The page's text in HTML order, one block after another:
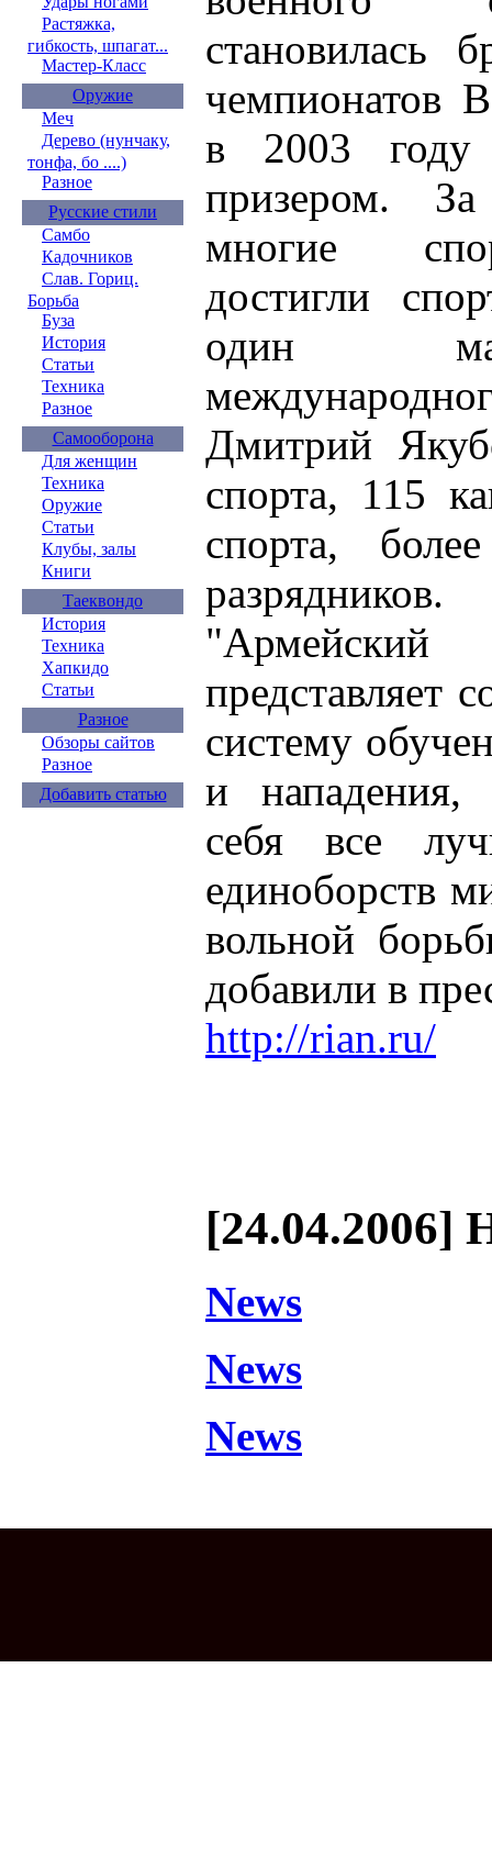
Растяжка,
гибкость, шпагат...
Мастер-Класс
Оружие
Меч
Дерево (нунчаку,
тонфа, бо ....)
Разное
Русские стили
Самбо
Кадочников
Слав. Гориц.
Борьба
Буза
История
Статьи
Техника
Разное
Самооборона
Для женщин
Техника
Оружие
Статьи
Клубы, залы
Книги
Таеквондо
История
Техника
Хапкидо
Статьи
Разное
Обзоры сайтов
Разное
Добавить статью
становилась
чемпионатов
в 2003 году
призером.
многие
достигли
один
Дмитрий
спорта, 115
спорта,
разрядников.
"Армейский
представляет
систему
и нападения,
себя все
единоборств
вольной
добавили в
http://rian.ru/
[24.04.2006]
News
News
News